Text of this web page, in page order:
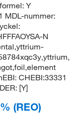
Y
MDL-nummer:
N
CHEBI:33331
[Y]
(REO)